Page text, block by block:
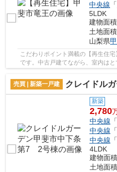
中央線 「
5LDK
建物面
土地面
山梨県
こだわりポイント満載の【再生住
です。中古戸建てながら、室内は
売買 | 新築一戸建
クレイドルガーデ
新築
2,780
中央線 「
中央線 「
中央線 「
4LDK
建物面
土地面